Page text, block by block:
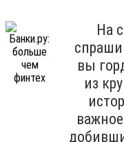
На
вы
из